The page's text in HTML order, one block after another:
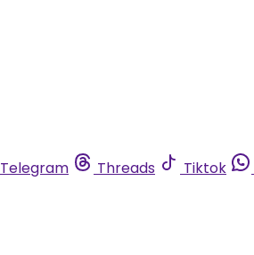
Telegram Threads Tiktok